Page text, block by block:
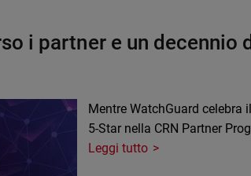
i partner e un
Mentre WatchGuard celebra
5-Star nella CRN Partner
Leggi tutto